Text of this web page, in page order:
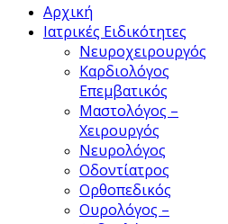
Αρχική
Ιατρικές Ειδικότητες
Νευροχειρουργός
Καρδιολόγος
Επεμβατικός
Μαστολόγος –
Χειρουργός
Νευρολόγος
Οδοντίατρος
Ορθοπεδικός
Ουρολόγος –